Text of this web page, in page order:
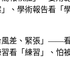
、學術報告看「
風差、緊張」——
看「練習」、怕